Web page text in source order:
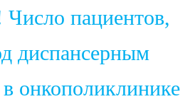
Число пациентов,
диспансерным
онкополиклинике